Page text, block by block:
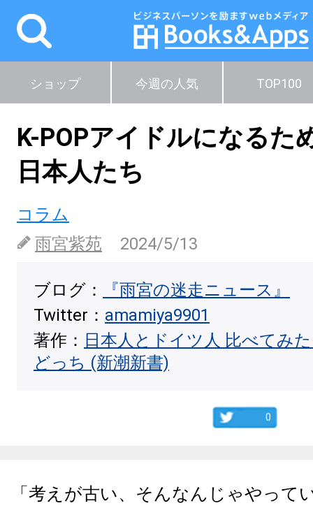
ショップ 今週の人気 TOP100
K-POPアイドルになるた
日本人たち
コラム
雨宮紫苑
2024/5/13
ブログ：
『雨宮の迷走ニュース』
Twitter： amamiya9901
著作： 日本人とドイツ人 比べてみ
どっち (新潮新書)
0
「考えが古い、そんなんじゃやって